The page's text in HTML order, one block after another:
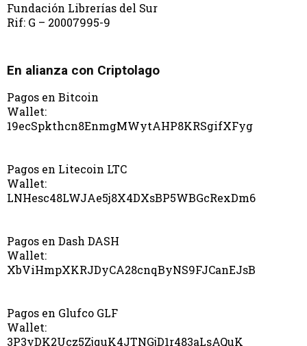
Fundación Librerías del Sur
Rif: G – 20007995-9
En alianza con Criptolago
Pagos en Bitcoin
Wallet:
19ecSpkthcn8EnmgMWytAHP8KRSgifXFyg
Pagos en Litecoin LTC
Wallet:
LNHesc48LWJAe5j8X4DXsBP5WBGcRexDm6
Pagos en Dash DASH
Wallet:
XbViHmpXKRJDyCA28cnqByNS9FJCanEJsB
Pagos en Glufco GLF
Wallet:
3P3yDK2Ucz5ZjquK4JTNGjD1r483aLsAQuK